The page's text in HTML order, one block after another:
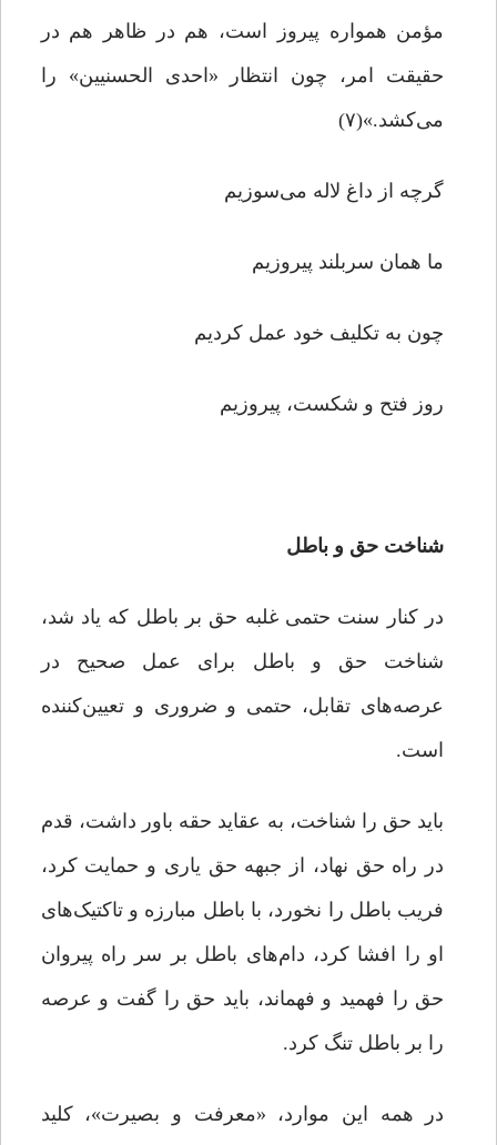
مؤمن همواره پیروز است، هم در ظاهر هم در
حقیقت امر، چون انتظار «احدی الحسنیین» را
می‌کشد.»(۷)
گرچه از داغ لاله می‌سوزیم
ما همان سربلند پیروزیم
چون به تکلیف خود عمل کردیم
روز فتح و شکست، پیروزیم
شناخت حق و باطل
در کنار سنت حتمی غلبه حق بر باطل که یاد شد،
شناخت حق و باطل برای عمل صحیح در
عرصه‌های تقابل، حتمی و ضروری و تعیین‌کننده
است.
باید حق را شناخت، به عقاید حقه باور داشت، قدم
در راه حق نهاد، از جبهه حق یاری و حمایت کرد،
فریب باطل را نخورد، با باطل مبارزه و تاکتیک‌های
او را افشا کرد، دام‌های باطل بر سر راه پیروان
حق را فهمید و فهماند، باید حق را گفت و عرصه
را بر باطل تنگ کرد.
در همه این موارد، «معرفت و بصیرت»، کلید